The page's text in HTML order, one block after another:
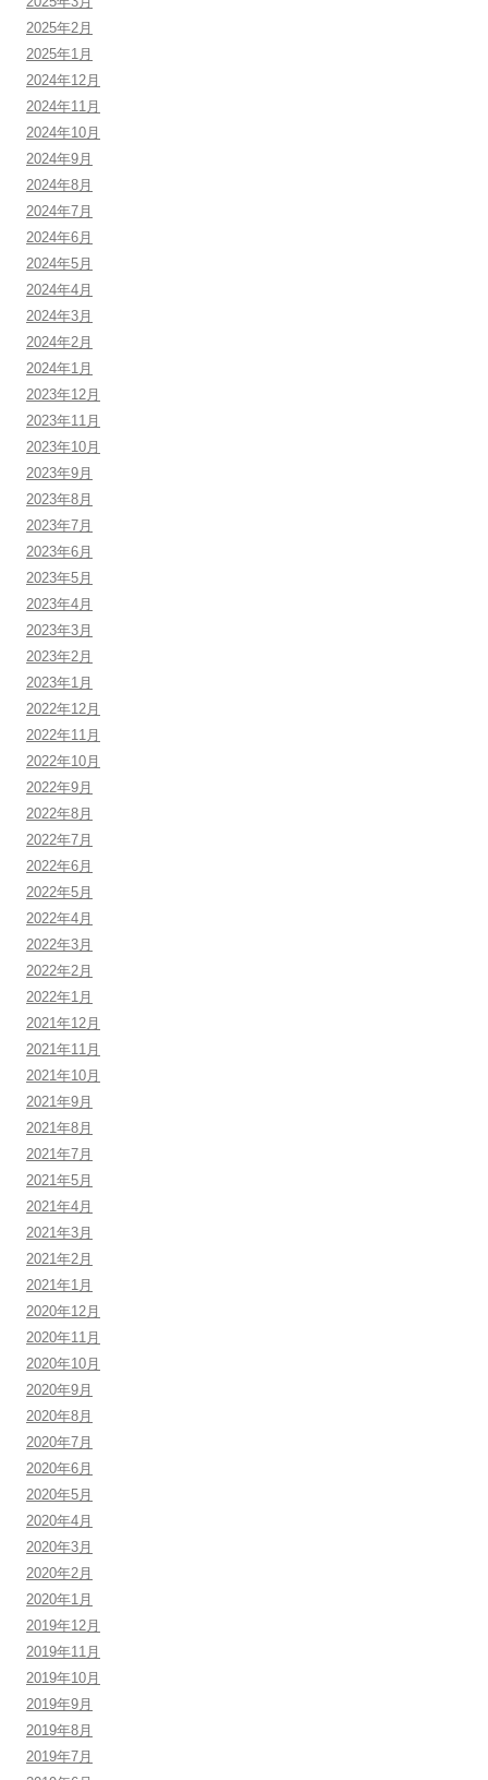
2025年2月
2025年1月
2024年12月
2024年11月
2024年10月
2024年9月
2024年8月
2024年7月
2024年6月
2024年5月
2024年4月
2024年3月
2024年2月
2024年1月
2023年12月
2023年11月
2023年10月
2023年9月
2023年8月
2023年7月
2023年6月
2023年5月
2023年4月
2023年3月
2023年2月
2023年1月
2022年12月
2022年11月
2022年10月
2022年9月
2022年8月
2022年7月
2022年6月
2022年5月
2022年4月
2022年3月
2022年2月
2022年1月
2021年12月
2021年11月
2021年10月
2021年9月
2021年8月
2021年7月
2021年5月
2021年4月
2021年3月
2021年2月
2021年1月
2020年12月
2020年11月
2020年10月
2020年9月
2020年8月
2020年7月
2020年6月
2020年5月
2020年4月
2020年3月
2020年2月
2020年1月
2019年12月
2019年11月
2019年10月
2019年9月
2019年8月
2019年7月